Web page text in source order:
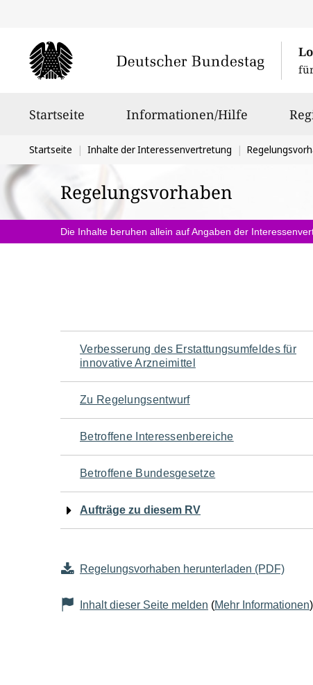
Startseite Informationen/Hilfe
Sie
befinden
sich
hier:
Startseite Inhalte der Interessenvertretung
Regelungsvorhaben
Die Inhalte beruhen allein auf Angaben der
Navigation
für
den
Seiteninhalt
Verbesserung des Erstattungsumfeldes für
innovative Arzneimittel
Zu Regelungsentwurf
Betroffene Interessenbereiche
Betroffene Bundesgesetze
Aufträge zu diesem RV
Regelungsvorhaben herunterladen (PDF)
Inhalt dieser Seite melden (Mehr Informationen)